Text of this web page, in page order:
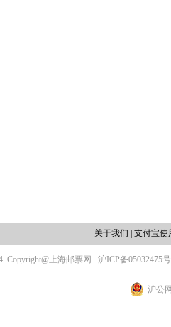
关于我们 支付宝使
Copyright@上海邮票网 沪ICP备05032475
沪公